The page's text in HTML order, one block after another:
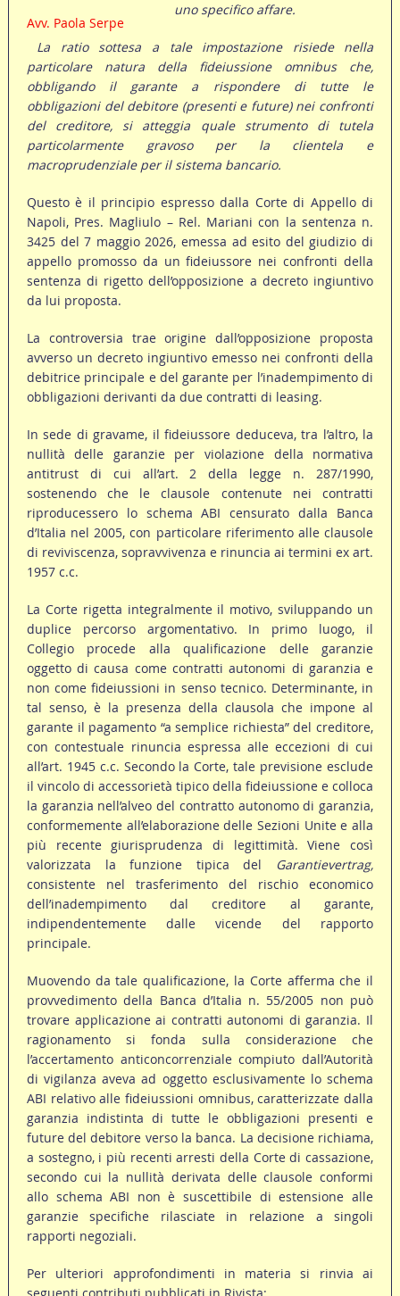
Avv. Paola Serpe
uno specifico affare.
La ratio sottesa a tale impostazione risiede nella
particolare natura della fideiussione omnibus che,
obbligando il garante a rispondere di tutte le
obbligazioni del debitore (presenti e future) nei confronti
del creditore, si atteggia quale strumento di tutela
particolarmente gravoso per la clientela e
macroprudenziale per il sistema bancario.
Questo è il principio espresso dalla Corte di Appello di
Napoli, Pres. Magliulo – Rel. Mariani con la sentenza n.
3425 del 7 maggio 2026, emessa ad esito del giudizio di
appello promosso da un fideiussore nei confronti della
sentenza di rigetto dell’opposizione a decreto ingiuntivo
da lui proposta.
La controversia trae origine dall’opposizione proposta
avverso un decreto ingiuntivo emesso nei confronti della
debitrice principale e del garante per l’inadempimento di
obbligazioni derivanti da due contratti di leasing.
In sede di gravame, il fideiussore deduceva, tra l’altro, la
nullità delle garanzie per violazione della normativa
antitrust di cui all’art. 2 della legge n. 287/1990,
sostenendo che le clausole contenute nei contratti
riproducessero lo schema ABI censurato dalla Banca
d’Italia nel 2005, con particolare riferimento alle clausole
di reviviscenza, sopravvivenza e rinuncia ai termini ex art.
1957 c.c.
La Corte rigetta integralmente il motivo, sviluppando un
duplice percorso argomentativo. In primo luogo, il
Collegio procede alla qualificazione delle garanzie
oggetto di causa come contratti autonomi di garanzia e
non come fideiussioni in senso tecnico. Determinante, in
tal senso, è la presenza della clausola che impone al
garante il pagamento “a semplice richiesta” del creditore,
con contestuale rinuncia espressa alle eccezioni di cui
all’art. 1945 c.c. Secondo la Corte, tale previsione esclude
il vincolo di accessorietà tipico della fideiussione e colloca
la garanzia nell’alveo del contratto autonomo di garanzia,
conformemente all’elaborazione delle Sezioni Unite e alla
più recente giurisprudenza di legittimità. Viene così
valorizzata la funzione tipica del
Garantievertrag,
consistente nel trasferimento del rischio economico
dell’inadempimento dal creditore al garante,
indipendentemente dalle vicende del rapporto
principale.
Muovendo da tale qualificazione, la Corte afferma che il
provvedimento della Banca d’Italia n. 55/2005 non può
trovare applicazione ai contratti autonomi di garanzia. Il
ragionamento si fonda sulla considerazione che
l’accertamento anticoncorrenziale compiuto dall’Autorità
di vigilanza aveva ad oggetto esclusivamente lo schema
ABI relativo alle fideiussioni omnibus, caratterizzate dalla
garanzia indistinta di tutte le obbligazioni presenti e
future del debitore verso la banca. La decisione richiama,
a sostegno, i più recenti arresti della Corte di cassazione,
secondo cui la nullità derivata delle clausole conformi
allo schema ABI non è suscettibile di estensione alle
garanzie specifiche rilasciate in relazione a singoli
rapporti negoziali.
Per ulteriori approfondimenti in materia si rinvia ai